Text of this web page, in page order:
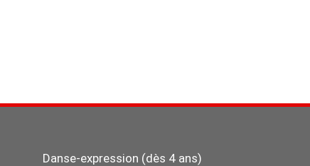
Danse-expression (dès 4 ans)